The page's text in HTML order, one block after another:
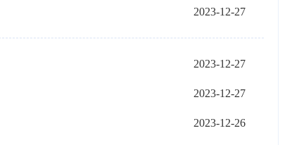
2023-12-27
2023-12-27
2023-12-27
2023-12-26